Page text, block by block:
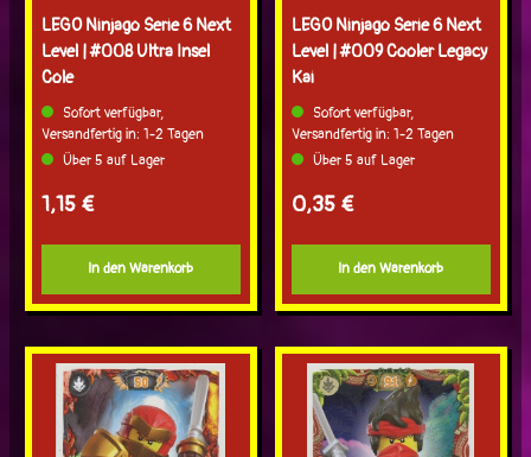
LEGO Ninjago Serie 6 Next
Level | #008 Ultra Insel
Cole
Sofort verfügbar,
Versandfertig in: 1-2 Tagen
Über 5 auf Lager
Regulärer Preis:
1,15 €
In den Warenkorb
LEGO Ninjago Serie 6 Next
Level | #009 Cooler Legacy
Kai
Sofort verfügbar,
Versandfertig in: 1-2 Tagen
Über 5 auf Lager
Regulärer Preis:
0,35 €
In den Warenkorb